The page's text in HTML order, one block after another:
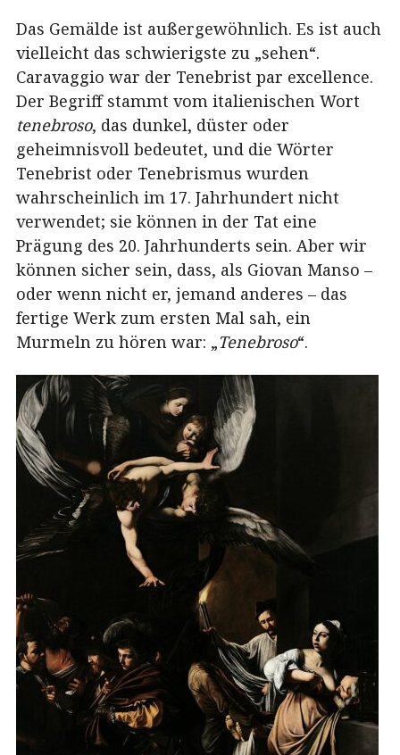
Das Gemälde ist außergewöhnlich. Es ist auch
vielleicht das schwierigste zu „sehen“.
Caravaggio war der Tenebrist par excellence.
Der Begriff stammt vom italienischen Wort
tenebroso, das dunkel, düster oder
geheimnisvoll bedeutet, und die Wörter
Tenebrist oder Tenebrismus wurden
wahrscheinlich im 17. Jahrhundert nicht
verwendet; sie können in der Tat eine
Prägung des 20. Jahrhunderts sein. Aber wir
können sicher sein, dass, als Giovan Manso –
oder wenn nicht er, jemand anderes – das
fertige Werk zum ersten Mal sah, ein
Murmeln zu hören war: „Tenebroso“.